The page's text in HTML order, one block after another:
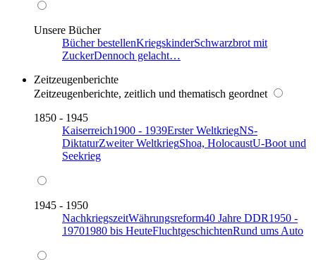
Unsere Bücher
Bücher bestellenKriegskinderSchwarzbrot mit
ZuckerDennoch gelacht…
Zeitzeugenberichte
Zeitzeugenberichte, zeitlich und thematisch geordnet
1850 - 1945
Kaiserreich1900 - 1939Erster WeltkriegNS-
DiktaturZweiter WeltkriegShoa, HolocaustU-Boot und
Seekrieg
1945 - 1950
NachkriegszeitWährungsreform40 Jahre DDR1950 -
19701980 bis HeuteFluchtgeschichtenRund ums Auto